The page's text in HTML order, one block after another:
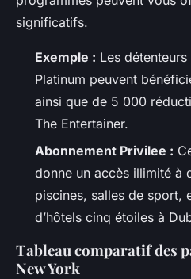
significatifs.
Exemple : Les détenteurs
Platinum peuvent
ainsi que de 5 000
The Entertainer.
Abonnement Privilee :
donne un accès illimité à
piscines, salles de sport,
d’hôtels cinq étoiles à
Tableau comparatif des
New York